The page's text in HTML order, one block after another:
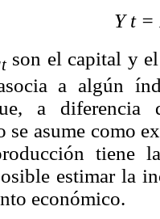
Y t =
tson el capital y el
a algún
a diferencia
asume como
tiene
estimar la
económico.